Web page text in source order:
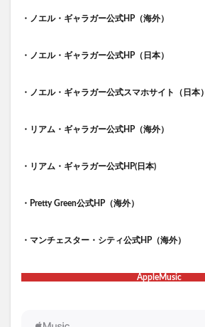
・ノエル・ギャラガー公式HP（海外）
・ノエル・ギャラガー公式HP（日本）
・ノエル・ギャラガー公式スマホサイト（日本）
・リアム・ギャラガー公式HP（海外）
・リアム・ギャラガー公式HP(日本)
・Pretty Green公式HP（海外）
・マンチェスター・シティ公式HP（海外）
AppleMusic